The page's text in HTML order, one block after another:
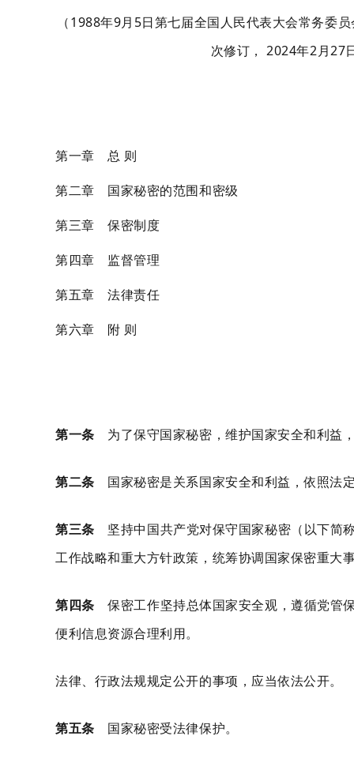
（1988年9月5日第七届全国人民代表大会常务委
次修订， 2024年2月27
第一章 总 则
第二章 国家秘密的范围和密级
第三章 保密制度
第四章 监督管理
第五章 法律责任
第六章 附 则
第一条 为了保守国家秘密，维护国家安全和利益
第二条 国家秘密是关系国家安全和利益，依照法
第三条 坚持中国共产党对保守国家秘密（以下简
工作战略和重大方针政策，统筹协调国家保密重大
第四条 保密工作坚持总体国家安全观，遵循党管
便利信息资源合理利用。
法律、行政法规规定公开的事项，应当依法公开。
第五条 国家秘密受法律保护。